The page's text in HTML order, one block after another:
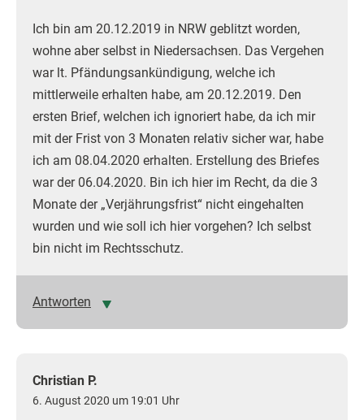
Ich bin am 20.12.2019 in NRW geblitzt worden,
wohne aber selbst in Niedersachsen. Das Vergehen
war lt. Pfändungsankündigung, welche ich
mittlerweile erhalten habe, am 20.12.2019. Den
ersten Brief, welchen ich ignoriert habe, da ich mir
mit der Frist von 3 Monaten relativ sicher war, habe
ich am 08.04.2020 erhalten. Erstellung des Briefes
war der 06.04.2020. Bin ich hier im Recht, da die 3
Monate der „Verjährungsfrist“ nicht eingehalten
wurden und wie soll ich hier vorgehen? Ich selbst
bin nicht im Rechtsschutz.
Antworten
Christian P.
6. August 2020 um 19:01 Uhr